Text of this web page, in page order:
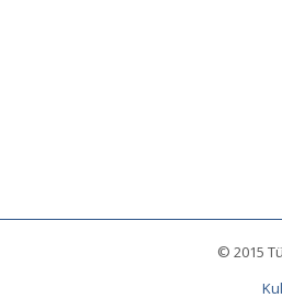
© 2015